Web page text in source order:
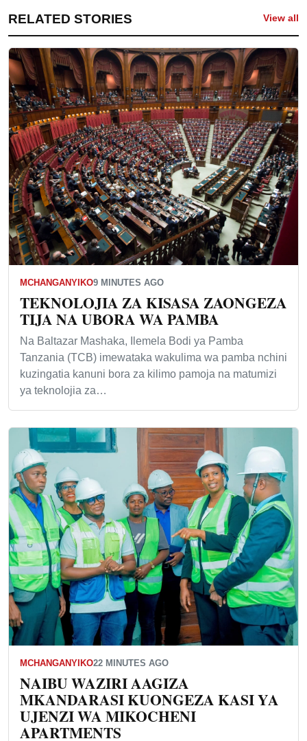
RELATED STORIES View all
MCHANGANYIKO9 MINUTES AGO
TEKNOLOJIA ZA KISASA ZAONGEZA
TIJA NA UBORA WA PAMBA
Na Baltazar Mashaka, Ilemela Bodi ya Pamba
Tanzania (TCB) imewataka wakulima wa pamba nchini
kuzingatia kanuni bora za kilimo pamoja na matumizi
ya teknolojia za…
MCHANGANYIKO22 MINUTES AGO
NAIBU WAZIRI AAGIZA
MKANDARASI KUONGEZA KASI YA
UJENZI WA MIKOCHENI
APARTMENTS